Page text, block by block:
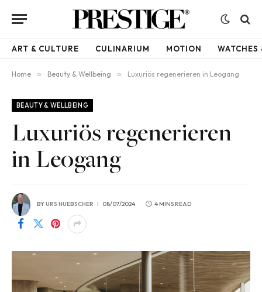
ART & CULTURE CULINARIUM MOTION WATCHES
Home » Beauty & Wellbeing » Luxuriös regenerieren in Leogang
BEAUTY & WELLBEING
Luxuriös regenerieren
in Leogang
BYURS HUEBSCHER 08/07/2024 4 MINS READ